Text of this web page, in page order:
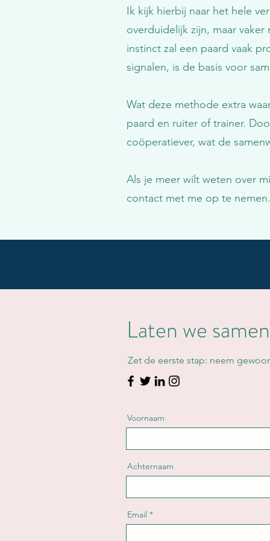
Ik kijk hierbij naar het hele
overduidelijk zijn, maar
instinct zal een paard vaak
signalen, is de basis voor
Wat deze methode extra
paard en ruiter of trainer.
coöperatiever, wat de
Als je meer wilt weten over
contact met me op te
Laten we
Zet de eerste stap: neem
Voornaam
Achternaam
Email